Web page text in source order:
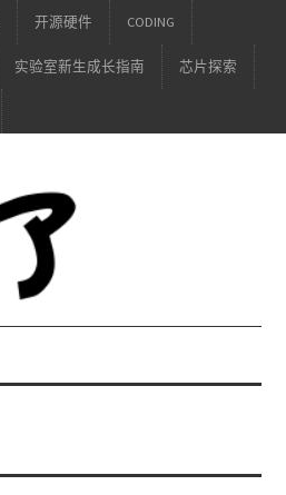
开源硬件 CODING
实验室新生成长指南 芯片探索